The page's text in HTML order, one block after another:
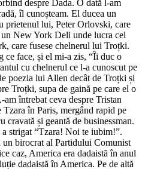
despre Dada. O dată l-am
îl cunoșteam. El ducea un
prietenul lui, Peter Orlovski, care
un New York Deli unde lucra cel
care fusese chelnerul lui Troțki.
ce face, și el mi-a zis, “Îi duc o
cu chelnerul ce l-a cunoscut pe
poezia lui Allen decât de Troțki și
Troțki, supa de gaină pe care el o
întrebat ceva despre Tristan
în Paris, mergând rapid pe
cravată și geantă de businessman.
strigat “Tzara! Noi te iubim!”.
birocrat al Partidului Comunist
caz, America era dadaistă în anul
dadaistă în America. Pe de altă